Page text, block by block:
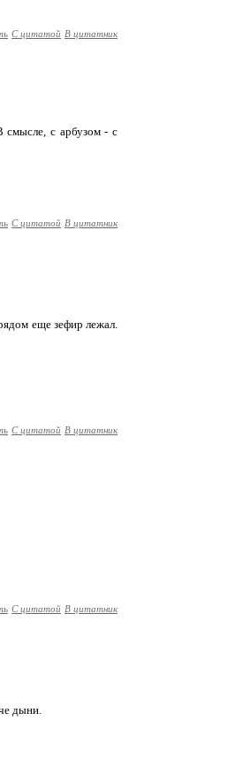
С цитатой В цитатник
смысле, с арбузом - с
С цитатой В цитатник
еще зефир лежал.
С цитатой В цитатник
С цитатой В цитатник
дыни.